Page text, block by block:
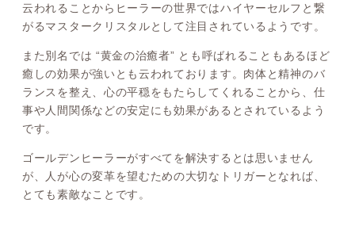
云われることからヒーラーの世界ではハイヤーセルフと繋
がるマスタークリスタルとして注目されているようです。
また別名では “黄金の治癒者” とも呼ばれることもあるほど
癒しの効果が強いとも云われております。肉体と精神のバ
ランスを整え、心の平穏をもたらしてくれることから、仕
事や人間関係などの安定にも効果があるとされているよう
です。
ゴールデンヒーラーがすべてを解決するとは思いません
が、人が心の変革を望むための大切なトリガーとなれば、
とても素敵なことです。